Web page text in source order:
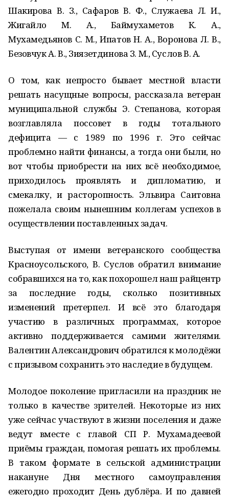
Шакирова В. З., Сафаров В. Ф., Служаева Л. И.,
Жигайло М. А., Баймухаметов К. А.,
Мухамедьянов С. М., Ипатов Н. А., Воронова Л. В.,
Безовчук А. В., Зиязетдинова З. М., Суслов В. А.
О том, как непросто бывает местной власти
решать насущные вопросы, рассказала ветеран
муниципальной службы Э. Степанова, которая
возглавляла поссовет в годы тотального
дефицита — с 1989 по 1996 г. Это сейчас
проблемно найти финансы, а тогда они были, но
вот чтобы приобрести на них всё необходимое,
приходилось проявлять и дипломатию, и
смекалку, и расторопность. Эльвира Саитовна
пожелала своим нынешним коллегам успехов в
осуществлении поставленных задач.
Выступая от имени ветеранского сообщества
Красноусольского, В. Суслов обратил внимание
собравшихся на то, как похорошел наш райцентр
за последние годы, сколько позитивных
изменений претерпел. И всё это благодаря
участию в различных программах, которое
активно поддерживается самими жителями.
Валентин Александрович обратился к молодёжи
с призывом сохранить это наследие в будущем.
Молодое поколение пригласили на праздник не
только в качестве зрителей. Некоторые из них
уже сейчас участвуют в жизни поселения и даже
ведут вместе с главой СП Р. Мухамадеевой
приёмы граждан, помогая решать их проблемы.
В таком формате в сельской администрации
накануне Дня местного самоуправления
ежегодно проходит День дублёра. И по давней